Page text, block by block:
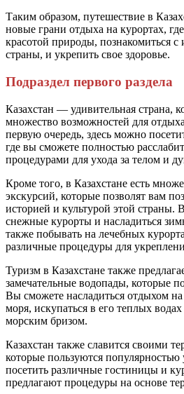
Таким образом, путешествие в
новые грани отдыха на курортах,
красотой природы, познакомиться с
страны, и укрепить свое здоровье.
Подраздел первого раздела
Казахстан — удивительная страна,
множество возможностей для
первую очередь, здесь можно
где вы сможете полностью
процедурами для ухода за телом и
Кроме того, в Казахстане есть
экскурсий, которые позволят вам
историей и культурой этой страны.
снежные курорты и насладиться
также побывать на лечебных
различные процедуры для
Туризм в Казахстане также
замечательные водопады, которые
Вы сможете насладиться отдыхом на
моря, искупаться в его теплых
морским бризом.
Казахстан также славится своими
которые пользуются
посетить различные гостиницы и
предлагают процедуры на основе